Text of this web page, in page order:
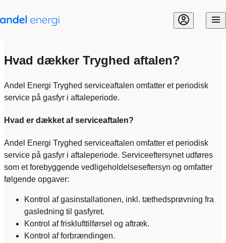
Hvad dækker Tryghed aftalen?
Andel Energi Tryghed serviceaftalen omfatter et periodisk
service på gasfyr i aftaleperiode.
Hvad er dækket af serviceaftalen?
Andel Energi Tryghed serviceaftalen omfatter et periodisk
service på gasfyr i aftaleperiode. Serviceeftersynet udføres
som et forebyggende vedligeholdelseseftersyn og omfatter
følgende opgaver:
Kontrol af gasinstallationen, inkl. tæthedsprøvning fra
gasledning til gasfyret.
Kontrol af frisklufttilførsel og aftræk.
Kontrol af forbrændingen.